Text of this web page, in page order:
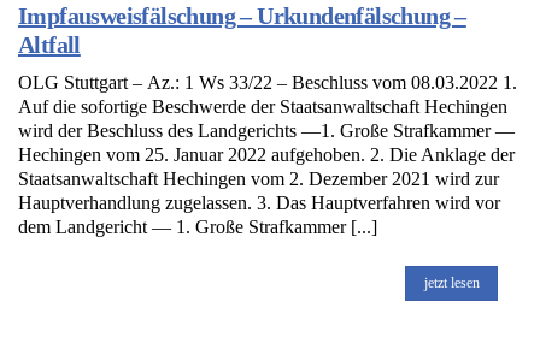
Impfausweisfälschung – Urkundenfälschung –
Altfall
OLG Stuttgart – Az.: 1 Ws 33/22 – Beschluss vom 08.03.2022 1.
Auf die sofortige Beschwerde der Staatsanwaltschaft Hechingen
wird der Beschluss des Landgerichts —1. Große Strafkammer —
Hechingen vom 25. Januar 2022 aufgehoben. 2. Die Anklage der
Staatsanwaltschaft Hechingen vom 2. Dezember 2021 wird zur
Hauptverhandlung zugelassen. 3. Das Hauptverfahren wird vor
dem Landgericht — 1. Große Strafkammer [...]
jetzt lesen